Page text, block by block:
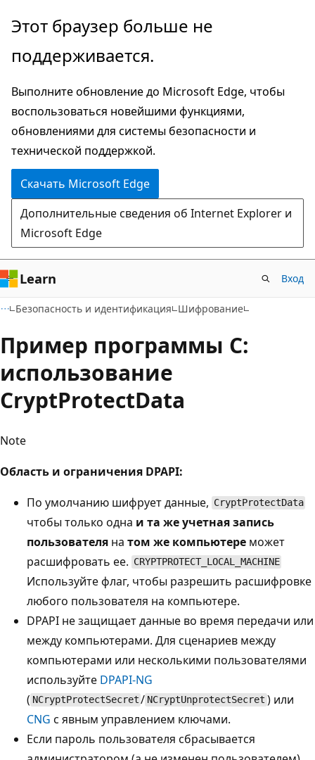
Пропустить
перейти
основному
содержимому
Этот браузер больше не
поддерживается.
Выполните обновление до Microsoft Edge, чтобы
воспользоваться новейшими функциями,
обновлениями для системы безопасности и
технической поддержкой.
Скачать Microsoft Edge
Дополнительные сведения об Internet Explorer и
Microsoft Edge
Learn Вход
Безопасность и идентификация Шифрование
Пример программы C:
использование
CryptProtectData
Note
Область и ограничения DPAPI:
По умолчанию шифрует данные, CryptProtectData
чтобы только одна и та же учетная запись
пользователя на том же компьютере может
расшифровать ее. CRYPTPROTECT_LOCAL_MACHINE
Используйте флаг, чтобы разрешить расшифровке
любого пользователя на компьютере.
DPAPI не защищает данные во время передачи или
между компьютерами. Для сценариев между
компьютерами или несколькими пользователями
используйте DPAPI-NG
( NCryptProtectSecret / NCryptUnprotectSecret ) или
CNG с явным управлением ключами.
Если пароль пользователя сбрасывается